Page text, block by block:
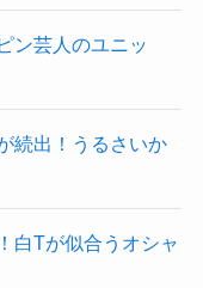
ン芸人のユニッ
続出！うるさいか
白Tが似合うオシャ